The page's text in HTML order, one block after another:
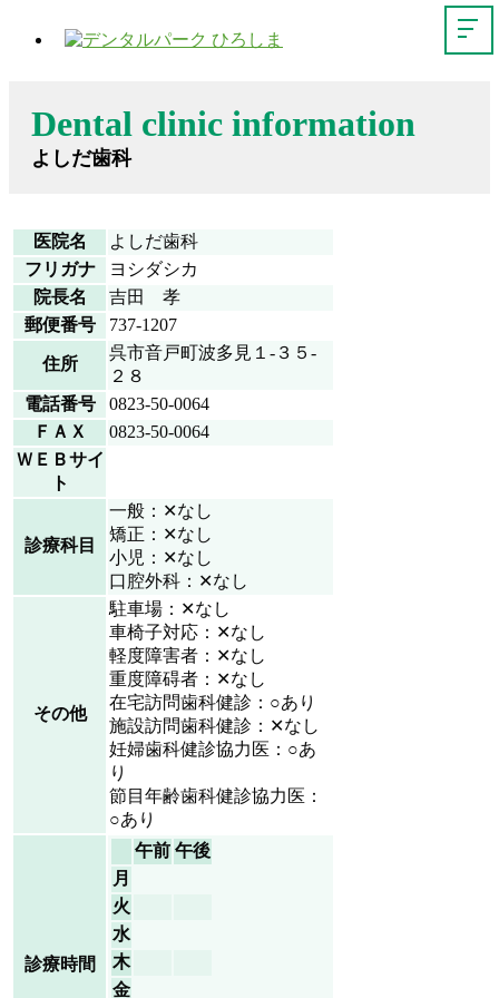
Dental clinic information
よしだ歯科
医院名
よしだ歯科
フリガナ
ヨシダシカ
院長名
吉田 孝
郵便番号
737-1207
住所
呉市音戸町波多見１-３５-
２８
電話番号
0823-50-0064
ＦＡＸ
0823-50-0064
ＷＥＢサイ
ト
診療科目
一般：✕なし
矯正：✕なし
小児：✕なし
口腔外科：✕なし
その他
駐車場：✕なし
車椅子対応：✕なし
軽度障害者：✕なし
重度障碍者：✕なし
在宅訪問歯科健診：○あり
施設訪問歯科健診：✕なし
妊婦歯科健診協力医：○あ
り
節目年齢歯科健診協力医：
○あり
診療時間
午前 午後
月
火
水
木
金